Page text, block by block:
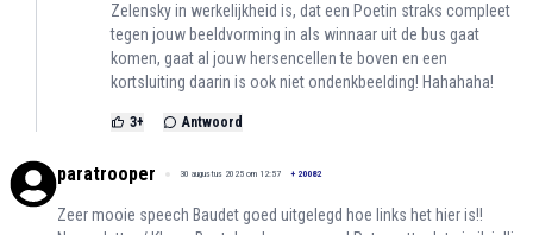
Zelensky in werkelijkheid is, dat een Poetin straks compleet
tegen jouw beeldvorming in als winnaar uit de bus gaat
komen, gaat al jouw hersencellen te boven en een
kortsluiting daarin is ook niet ondenkbeelding! Hahahaha!
3+ Antwoord
paratrooper 30 augustus 2025 om 12:57 + 20082
Zeer mooie speech Baudet goed uitgelegd hoe links het hier is!!